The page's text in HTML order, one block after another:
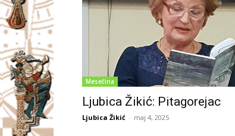
Mesečina
Ljubica Žikić: Pitagorejac
Ljubica Žikić - maj 4, 2025